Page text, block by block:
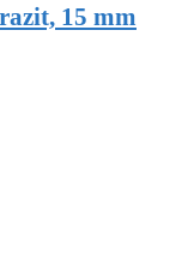
15 mm